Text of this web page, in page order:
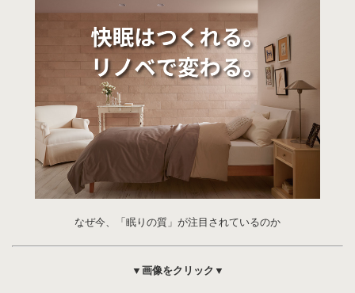
なぜ今、「眠りの質」が注目されているのか
▼画像をクリック▼